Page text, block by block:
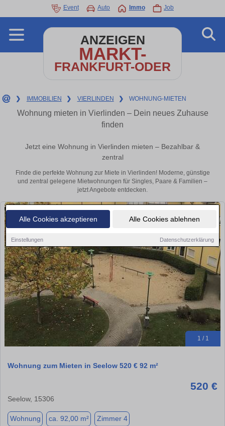
Alle Cookies akzeptieren Alle Cookies ablehnen
Einstellungen Datenschutzerklärung
Event Auto Immo Job
ANZEIGEN
MARKT-
FRANKFURT-ODER
❯ IMMOBILIEN ❯ VIERLINDEN ❯ WOHNUNG-MIETEN
Wohnung mieten in Vierlinden – Dein neues Zuhause
finden
Jetzt eine Wohnung in Vierlinden mieten – Bezahlbar &
zentral
Finde die perfekte Wohnung zur Miete in Vierlinden! Moderne, günstige
und zentral gelegene Mietwohnungen für Singles, Paare & Familien –
jetzt Angebote entdecken.
1 / 1
Wohnung zum Mieten in Seelow 520 € 92 m²
520 €
Seelow, 15306
Wohnung ca. 92,00 m² Zimmer 4